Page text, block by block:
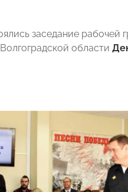
заседание рабочей
области